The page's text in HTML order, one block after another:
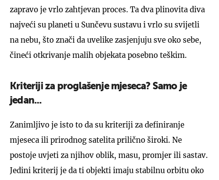
zapravo je vrlo zahtjevan proces. Ta dva plinovita diva
najveći su planeti u Sunčevu sustavu i vrlo su svijetli
na nebu, što znači da uvelike zasjenjuju sve oko sebe,
čineći otkrivanje malih objekata posebno teškim.
Kriteriji za proglašenje mjeseca? Samo je
jedan...
Zanimljivo je isto to da su kriteriji za definiranje
mjeseca ili prirodnog satelita prilično široki. Ne
postoje uvjeti za njihov oblik, masu, promjer ili sastav.
Jedini kriterij je da ti objekti imaju stabilnu orbitu oko